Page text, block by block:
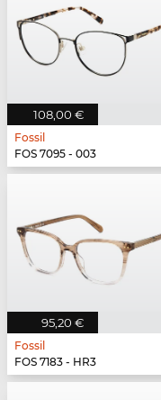
108,00 €
Fossil
FOS 7095 - 003
95,20 €
Fossil
FOS 7183 - HR3